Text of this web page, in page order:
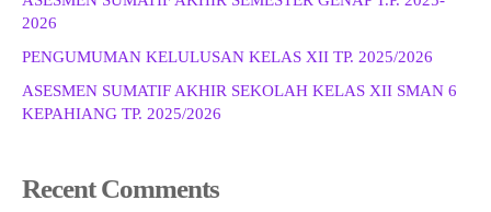
2026
PENGUMUMAN KELULUSAN KELAS XII TP. 2025/2026
ASESMEN SUMATIF AKHIR SEKOLAH KELAS XII SMAN 6
KEPAHIANG TP. 2025/2026
Recent Comments